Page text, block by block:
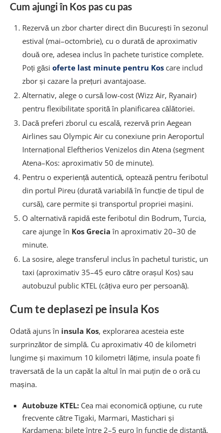
Cum ajungi în Kos pas cu pas
Rezervă un zbor charter direct din București în sezonul
estival (mai–octombrie), cu o durată de aproximativ
două ore, adesea inclus în pachete turistice complete.
Poți găsi oferte last minute pentru Kos care includ
zbor și cazare la prețuri avantajoase.
Alternativ, alege o cursă low-cost (Wizz Air, Ryanair)
pentru flexibilitate sporită în planificarea călătoriei.
Dacă preferi zborul cu escală, rezervă prin Aegean
Airlines sau Olympic Air cu conexiune prin Aeroportul
Internațional Eleftherios Venizelos din Atena (segment
Atena–Kos: aproximativ 50 de minute).
Pentru o experiență autentică, optează pentru feribotul
din portul Pireu (durată variabilă în funcție de tipul de
cursă), care permite și transportul propriei mașini.
O alternativă rapidă este feribotul din Bodrum, Turcia,
care ajunge în Kos Grecia în aproximativ 20–30 de
minute.
La sosire, alege transferul inclus în pachetul turistic, un
taxi (aproximativ 35–45 euro către orașul Kos) sau
autobuzul public KTEL (câțiva euro per persoană).
Cum te deplasezi pe insula Kos
Odată ajuns în insula Kos, explorarea acesteia este
surprinzător de simplă. Cu aproximativ 40 de kilometri
lungime și maximum 10 kilometri lățime, insula poate fi
traversată de la un capăt la altul în mai puțin de o oră cu
mașina.
Autobuze KTEL: Cea mai economică opțiune, cu rute
frecvente către Tigaki, Marmari, Mastichari și
Kardamena; bilete între 2–5 euro în funcție de distanță.